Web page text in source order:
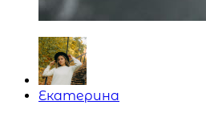
Posted
Екатерина